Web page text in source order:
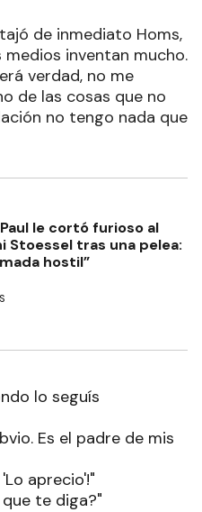
de inmediato Homs,
inventan mucho.
verdad, no me
de las cosas que no
no tengo nada que
le cortó furioso al
Stoessel tras una pelea:
hostil”
lo seguís
Es el padre de mis
aprecio'!"
te diga?"